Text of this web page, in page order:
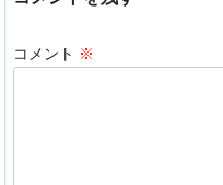
e
b
コメント ※